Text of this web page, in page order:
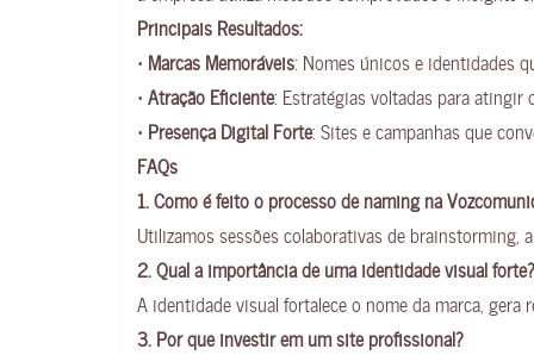
Principais Resultados:
• Marcas Memoráveis: Nomes únicos e identidades
• Atração Eficiente: Estratégias voltadas para atingir
• Presença Digital Forte: Sites e campanhas que
FAQs
1. Como é feito o processo de naming na
Utilizamos sessões colaborativas de brainstorming,
2. Qual a importância de uma identidade visual forte?
A identidade visual fortalece o nome da marca,
3. Por que investir em um site profissional?